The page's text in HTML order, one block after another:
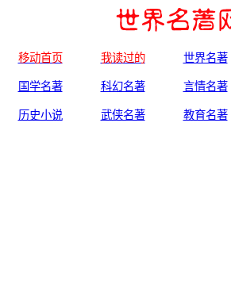
移动首页 我读过的 世界名著
国学名著 科幻名著 言情名著
历史小说 武侠名著 教育名著